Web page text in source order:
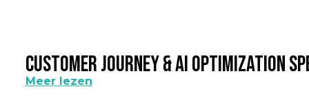
Customer Journey & AI Optimization
Meer lezen